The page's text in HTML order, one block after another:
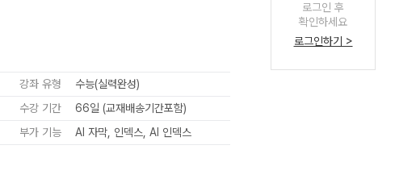
강좌 유형
수능(실력완성)
수강 기간
66일 (교재배송기간포함)
부가 기능 AI 자막 인덱스 AI 인덱스
로그인 후
확인하세요
로그인하기 >